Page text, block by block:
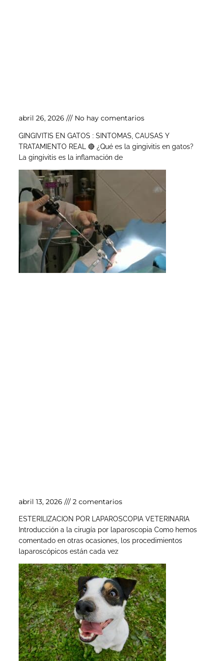
abril 26, 2026 No hay comentarios
GINGIVITIS EN GATOS : SINTOMAS, CAUSAS Y
TRATAMIENTO REAL 🔴 ¿Qué es la gingivitis en gatos?
La gingivitis es la inflamación de
abril 13, 2026 2 comentarios
ESTERILIZACION POR LAPAROSCOPIA VETERINARIA
Introducción a la cirugía por laparoscopia Como hemos
comentado en otras ocasiones, los procedimientos
laparoscópicos están cada vez